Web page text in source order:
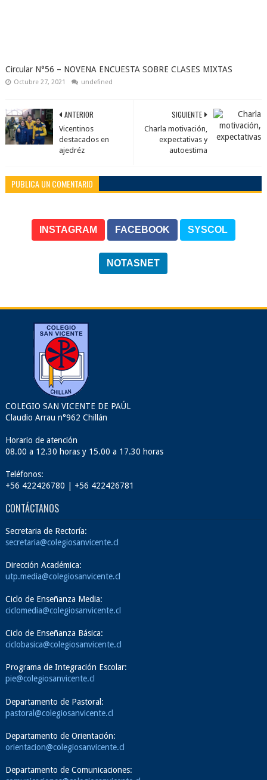
Circular N°56 – NOVENA ENCUESTA SOBRE CLASES MIXTAS
Octubre 27, 2021 undefined
SIGUIENTE
Charla motivación,
expectativas y
autoestima
ANTERIOR
Vicentinos
destacados en
ajedréz
PUBLICA UN COMENTARIO
INSTAGRAM FACEBOOK SYSCOL
NOTASNET
COLEGIO SAN VICENTE DE PAÚL
Claudio Arrau n°962 Chillán
Horario de atención
08.00 a 12.30 horas y 15.00 a 17.30 horas
Teléfonos:
+56 422426780 | +56 422426781
CONTÁCTANOS
Secretaria de Rectoría:
secretaria@colegiosanvicente.cl
Dirección Académica:
utp.media@colegiosanvicente.cl
Ciclo de Enseñanza Media:
ciclomedia@colegiosanvicente.cl
Ciclo de Enseñanza Básica:
ciclobasica@colegiosanvicente.cl
Programa de Integración Escolar:
pie@colegiosanvicente.cl
Departamento de Pastoral:
pastoral@colegiosanvicente.cl
Departamento de Orientación:
orientacion@colegiosanvicente.cl
Departamento de Comunicaciones: